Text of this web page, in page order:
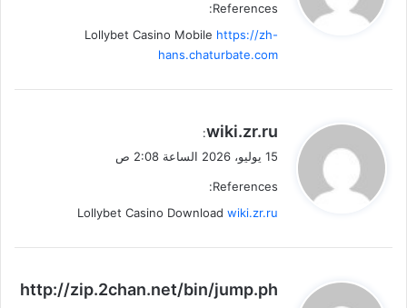
ل
References:
Lollybet Casino Mobile https://zh-
hans.chaturbate.com
ي
ق
ل
wiki.zr.ru
:
15 يوليو، 2026 الساعة 2:08 ص
References:
Lollybet Casino Download wiki.zr.ru
يhttp://zip.2chan.net/bin/jump.ph